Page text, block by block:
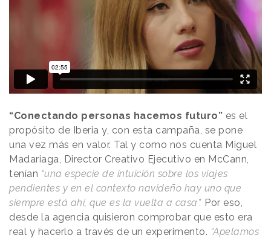
“Conectando personas hacemos futuro” es el
propósito de Iberia y, con esta campaña, se pone
una vez más en valor. Tal y como nos cuenta Miguel
Madariaga, Director Creativo Ejecutivo en McCann,
tenían “una especie de intuición sobre los viajes
pendientes y en el contexto navideño hay uno que
siempre está ahí, que es la vuelta a casa”. Por eso,
desde la agencia quisieron comprobar que esto era
real y hacerlo a través de un experimento. “Apelamos